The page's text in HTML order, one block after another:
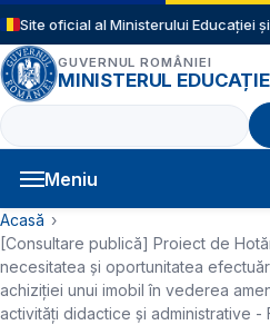
Sari la conținutul principal
Site oficial al Ministerului Educației
GUVERNUL ROMÂNIEI
MINISTERUL
Caută
Meniu
Navigație principală
Cale de navigare
Acasă
[Consultare publică] Proiect de
necesitatea și oportunitatea
achiziției unui imobil în vederea
activități didactice și administrative -